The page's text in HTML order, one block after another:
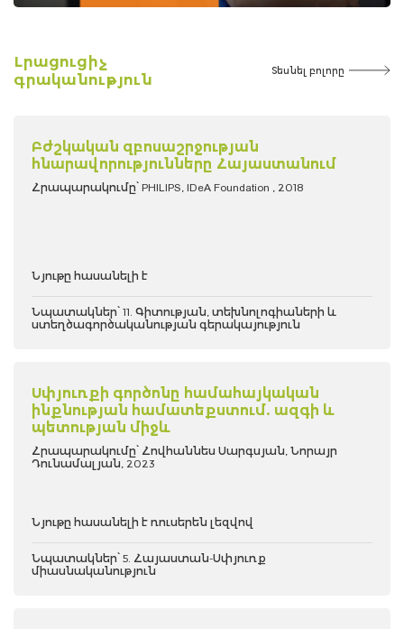
Լրացուցիչ
գրականություն
Տեսնել բոլորը
Բժշկական զբոսաշրջության
հնարավորությունները Հայաստանում
Հրապարակումը՝ PHILIPS, IDeA Foundation , 2018
Նյութը հասանելի է
Նպատակներ՝ 11. Գիտության, տեխնոլոգիաների և
ստեղծագործականության գերակայություն
Սփյուռքի գործոնը համահայկական
ինքնության համատեքստում. ազգի և
պետության միջև
Հրապարակումը՝ Հովհաննես Սարգսյան, Նորայր
Դունամալյան, 2023
Նյութը հասանելի է ռուսերեն լեզվով
Նպատակներ՝ 5. Հայաստան-Սփյուռք
միասնականություն